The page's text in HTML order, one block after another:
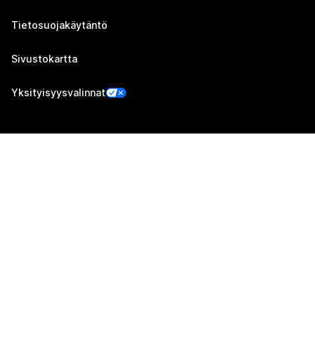
Tietosuojakäytäntö
Sivustokartta
Yksityisyysvalinnat